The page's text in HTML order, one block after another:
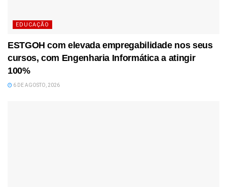
EDUCAÇÃO
ESTGOH com elevada empregabilidade nos seus
cursos, com Engenharia Informática a atingir
100%
6 DE AGOSTO, 2026